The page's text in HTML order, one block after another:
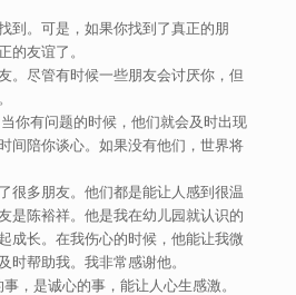
到。可是，如果你找到了真正的朋
的友谊了。
。尽管有时候一些朋友会讨厌你，但
当你有问题的时候，他们就会及时出现
间陪你谈心。如果没有他们，世界将
很多朋友。他们都是能让人感到很温
是陈裕祥。他是我在幼儿园就认识的
成长。在我伤心的时候，他能让我微
时帮助我。我非常感谢他。
，是诚心的事，能让人心生感激。